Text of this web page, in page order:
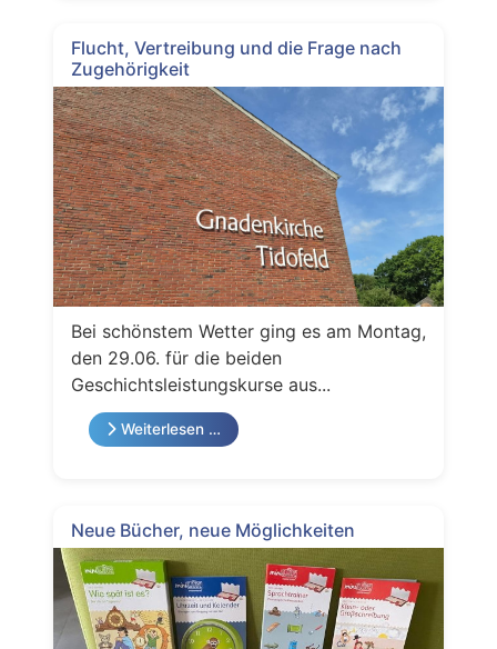
Flucht, Vertreibung und die Frage nach
Zugehörigkeit
Bei schönstem Wetter ging es am Montag,
den 29.06. für die beiden
Geschichtsleistungskurse aus...
Weiterlesen …
Neue Bücher, neue Möglichkeiten